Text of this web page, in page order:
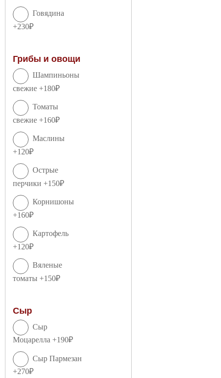
Говядина
+230₽
Грибы и овощи
Шампиньоны
свежие +180₽
Томаты
свежие +160₽
Маслины
+120₽
Острые
перчики +150₽
Корнишоны
+160₽
Картофель
+120₽
Вяленые
томаты +150₽
Сыр
Сыр
Моцарелла +190₽
Сыр Пармезан
+270₽